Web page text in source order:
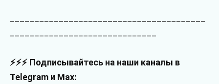
⚡⚡⚡ Подписывайтесь на наши каналы в
Telegram и Max: